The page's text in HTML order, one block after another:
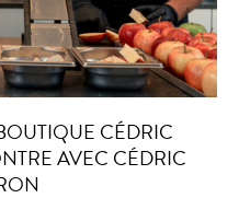
CÉDRIC
AVEC CÉDRIC